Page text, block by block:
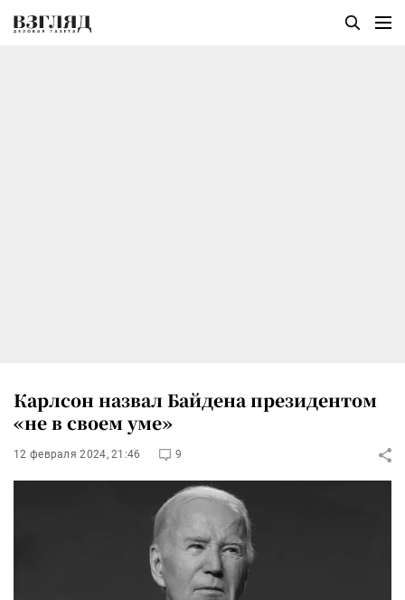
Карлсон назвал Байдена президентом
«не в своем уме»
12 февраля 2024, 21:46 9